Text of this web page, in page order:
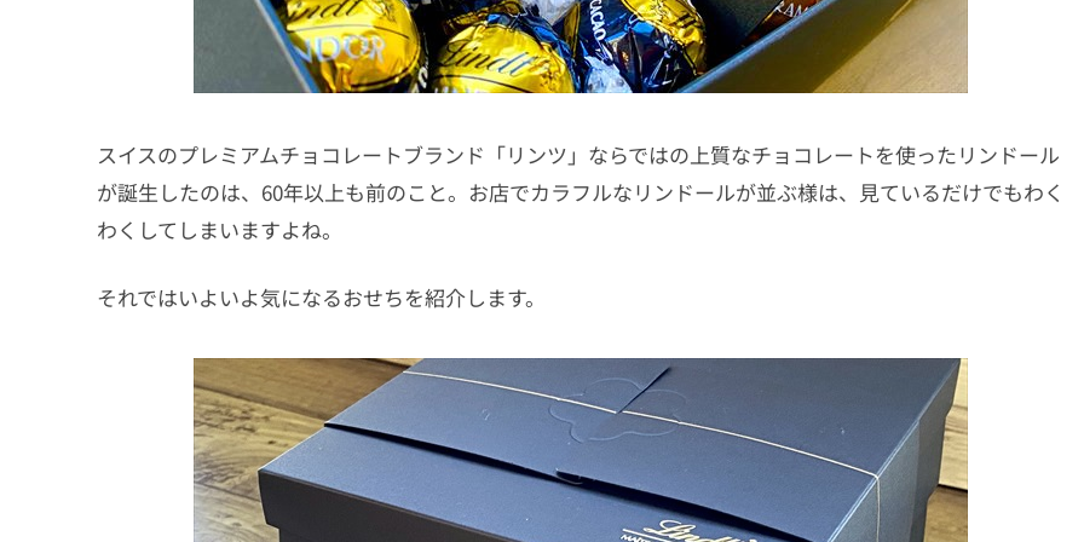
スイスのプレミアムチョコレートブランド「リンツ」ならではの上質なチョコレートを使ったリンドール
が誕生したのは、60年以上も前のこと。お店でカラフルなリンドールが並ぶ様は、見ているだけでもわく
わくしてしまいますよね。
それではいよいよ気になるおせちを紹介します。